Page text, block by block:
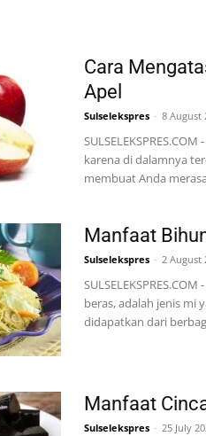
Cara
Apel
Sulselekspres - 8 August
karena di dalamnya
membuat Anda
Manfaat
Sulselekspres - 2 August
beras, adalah jenis mi
didapatkan dari
Manfaat
Sulselekspres - 25 July